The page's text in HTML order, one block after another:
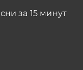
за 15 минут